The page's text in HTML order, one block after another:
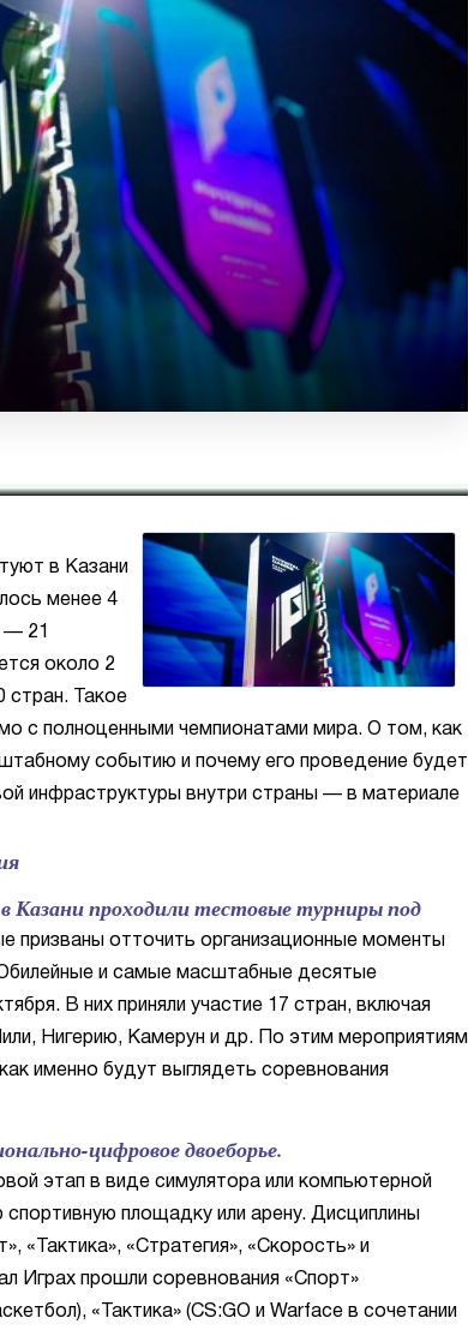
в Казани
менее 4
— 21
около 2
стран. Такое
с полноценными чемпионатами мира. О том, как
событию и почему его проведение будет
инфраструктуры внутри страны — в материале
Казани проходили тестовые турниры под
призваны отточить организационные моменты
и самые масштабные десятые
В них приняли участие 17 стран, включая
Нигерию, Камерун и др. По этим мероприятиям
именно будут выглядеть соревнования
цифровое двоеборье.
этап в виде симулятора или компьютерной
площадку или арену. Дисциплины
«Тактика», «Стратегия», «Скорость» и
Играх прошли соревнования «Спорт»
«Тактика» (CS:GO и Warface в сочетании